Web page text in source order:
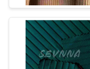
SITE
PRIVACY
POLICY
Tissu